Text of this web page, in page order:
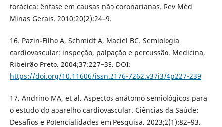
torácica: ênfase em causas não coronarianas. Rev Méd
Minas Gerais. 2010;20(2):24–9.
16. Pazin-Filho A, Schmidt A, Maciel BC. Semiologia
cardiovascular: inspeção, palpação e percussão. Medicina,
Ribeirão Preto. 2004;37:227–39. DOI:
https://doi.org/10.11606/issn.2176-7262.v37i3/4p227-239
17. Andrino MA, et al. Aspectos anátomo semiológicos para
o estudo do aparelho cardiovascular. Ciências da Saúde:
Desafios e Potencialidades em Pesquisa. 2023;2(1):82–93.